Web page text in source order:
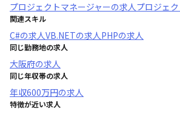
プロジェクトマネージャーの求人プロジェ
関連スキル
C#の求人VB.NETの求人PHPの求人
同じ勤務地の求人
大阪府の求人
同じ年収帯の求人
年収600万円の求人
特徴が近い求人